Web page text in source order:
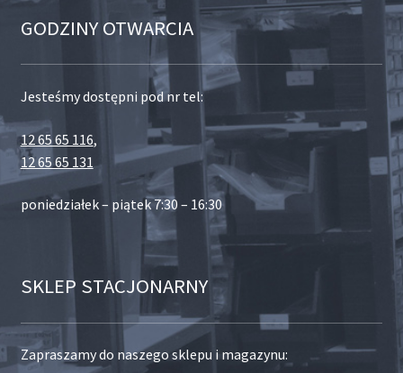
GODZINY OTWARCIA
Jesteśmy dostępni pod nr tel:
12 65 65 116,
12 65 65 131
poniedziałek – piątek 7:30 – 16:30
SKLEP STACJONARNY
Zapraszamy do naszego sklepu i magazynu: